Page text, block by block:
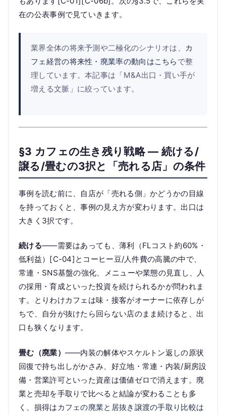
在の公表事例で見ていきます。
業界全体の将来予測や二極化のシナリオは、
カ
フェ経営の将来性・廃業率の動向はこちら で整
理しています。本記事は「M&A出口・買い手が
増える文脈」に絞っています。
§3 カフェの生き残り戦略 — 続ける/
譲る/畳むの3択と「売れる店」の条件
事例を読む前に、自店が「売れる側」かどうかの目線
を持っておくと、事例の見え方が変わります。出口は
大きく3択です。
続ける——需要はあっても、薄利（FLコスト約60%・
低利益）[C-04]とコーヒー豆/人件費の高騰の中で、
常連・SNS基盤の強化、メニューや業態の見直し、人
の採用・育成といった投資を続けられるかが問われま
す。とりわけカフェは味・接客がオーナーに依存しが
ちで、自分が抜けたら回らない店のまま続けると、出
口も狭くなります。
畳む（廃業） ——内装の解体やスケルトン返しの原状
回復で持ち出しがかさみ、好立地・常連・内装/厨房設
備・営業許可といった資産は価値ゼロで消えます。廃
業と売却を手取りで比べると結論が変わることも多
く、損得は カフェの廃業と居抜き譲渡の手取り比較は